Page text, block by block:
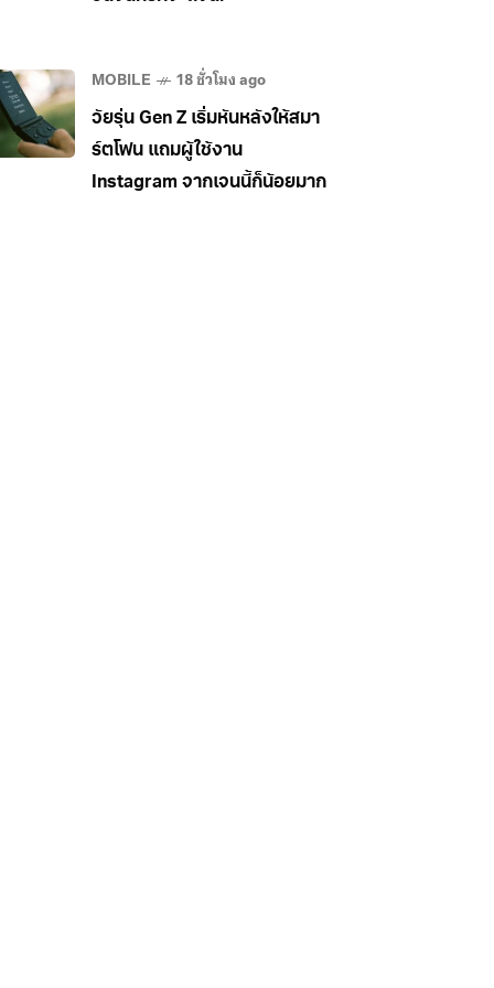
MOBILE 18 ชั่วโมง ago
วัยรุ่น Gen Z เริ่มหันหลังให้สมา
ร์ตโฟน แถมผู้ใช้งาน
Instagram จากเจนนี้ก็น้อยมาก